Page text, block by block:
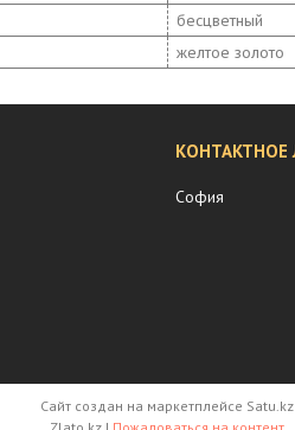
бесцветный
желтое золото
София
Сайт создан на маркетплейсе Satu.kz